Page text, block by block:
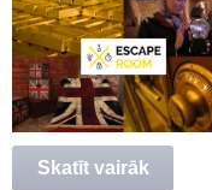
Skatīt vairāk